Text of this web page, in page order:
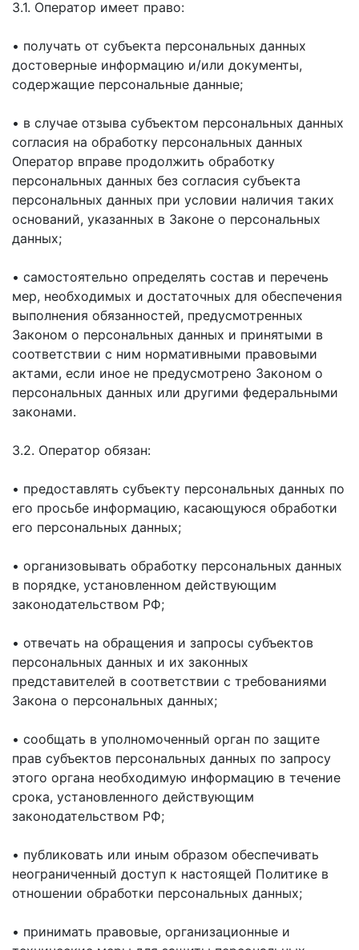
3.1. Оператор имеет право:
• получать от субъекта персональных данных
достоверные информацию и/или документы,
содержащие персональные данные;
• в случае отзыва субъектом персональных данных
согласия на обработку персональных данных
Оператор вправе продолжить обработку
персональных данных без согласия субъекта
персональных данных при условии наличия таких
оснований, указанных в Законе о персональных
данных;
• самостоятельно определять состав и перечень
мер, необходимых и достаточных для обеспечения
выполнения обязанностей, предусмотренных
Законом о персональных данных и принятыми в
соответствии с ним нормативными правовыми
актами, если иное не предусмотрено Законом о
персональных данных или другими федеральными
законами.
3.2. Оператор обязан:
• предоставлять субъекту персональных данных по
его просьбе информацию, касающуюся обработки
его персональных данных;
• организовывать обработку персональных данных
в порядке, установленном действующим
законодательством РФ;
• отвечать на обращения и запросы субъектов
персональных данных и их законных
представителей в соответствии с требованиями
Закона о персональных данных;
• сообщать в уполномоченный орган по защите
прав субъектов персональных данных по запросу
этого органа необходимую информацию в течение
срока, установленного действующим
законодательством РФ;
• публиковать или иным образом обеспечивать
неограниченный доступ к настоящей Политике в
отношении обработки персональных данных;
• принимать правовые, организационные и